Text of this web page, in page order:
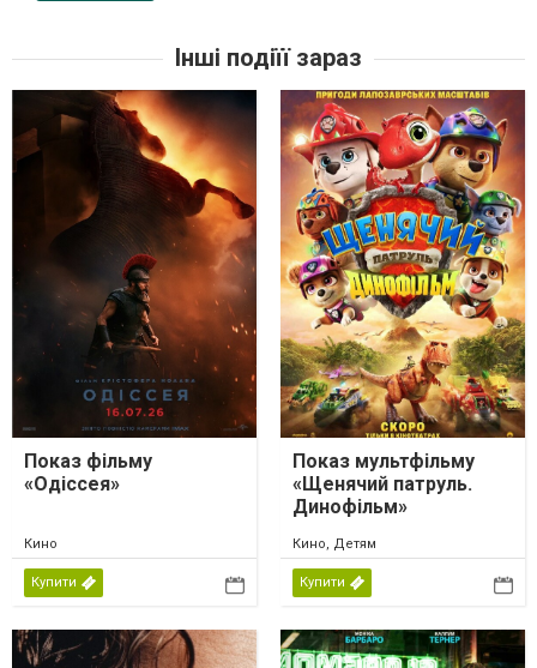
Інші подіїї зараз
Показ фільму
«Одіссея»
Кино
Купити
Показ мультфільму
«Щенячий патруль.
Динофільм»
Кино, Детям
Купити